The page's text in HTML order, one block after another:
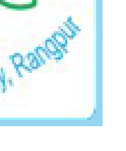
Rangpur, is a flag
Bangladesh
the aim of
the country. It
Vice-